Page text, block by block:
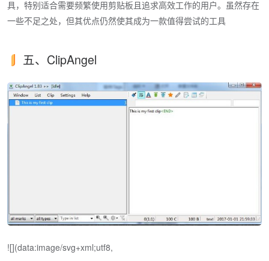
具，特别适合需要频繁使用剪贴板且追求高效工作的用户。虽然存在
一些不足之处，但其优点仍然使其成为一款值得尝试的工具
五、ClipAngel
![](data:image/svg+xml;utf8,